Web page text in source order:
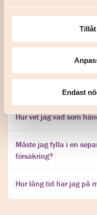
Endast
Vem bedömer en
Vad händer när jag
Hur lång tid tar det
Hur vet jag vad som
Måste jag fylla i en
försäkring?
Hur lång tid har jag på